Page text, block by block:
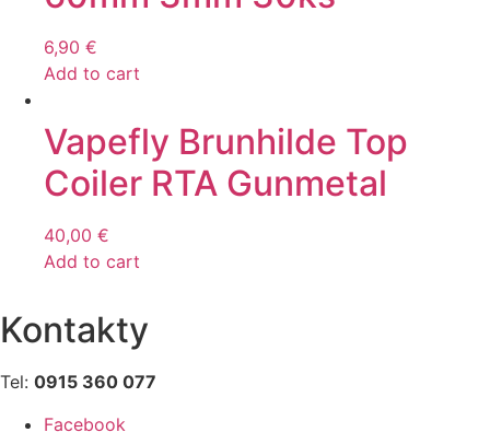
6,90 €
Add to cart
Vapefly Brunhilde Top
Coiler RTA Gunmetal
40,00 €
Add to cart
Kontakty
Tel: 0915 360 077
Facebook